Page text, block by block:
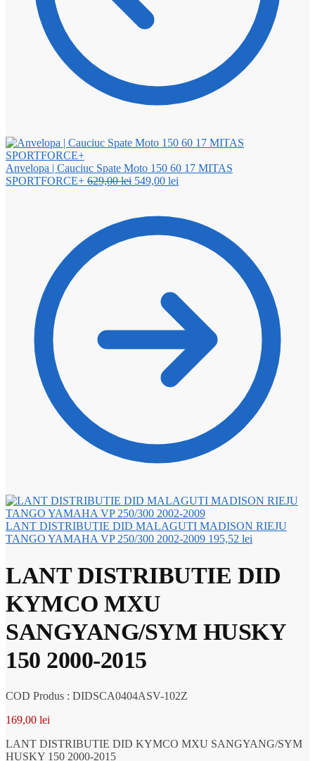
Anvelopa | Cauciuc Spate Moto 150 60 17 MITAS
SPORTFORCE+ 629,00lei Prețul
fost:
549,00 lei
549,00 lei.
LANT DISTRIBUTIE DID MALAGUTI MADISON RIEJU
TANGO YAMAHA VP 250/300 2002-2009 195,52 lei
LANT DISTRIBUTIE DID
KYMCO MXU
SANGYANG/SYM HUSKY
150 2000-2015
COD Produs : DIDSCA0404ASV-102Z
169,00 lei
LANT DISTRIBUTIE DID KYMCO MXU SANGYANG/SYM
HUSKY 150 2000-2015